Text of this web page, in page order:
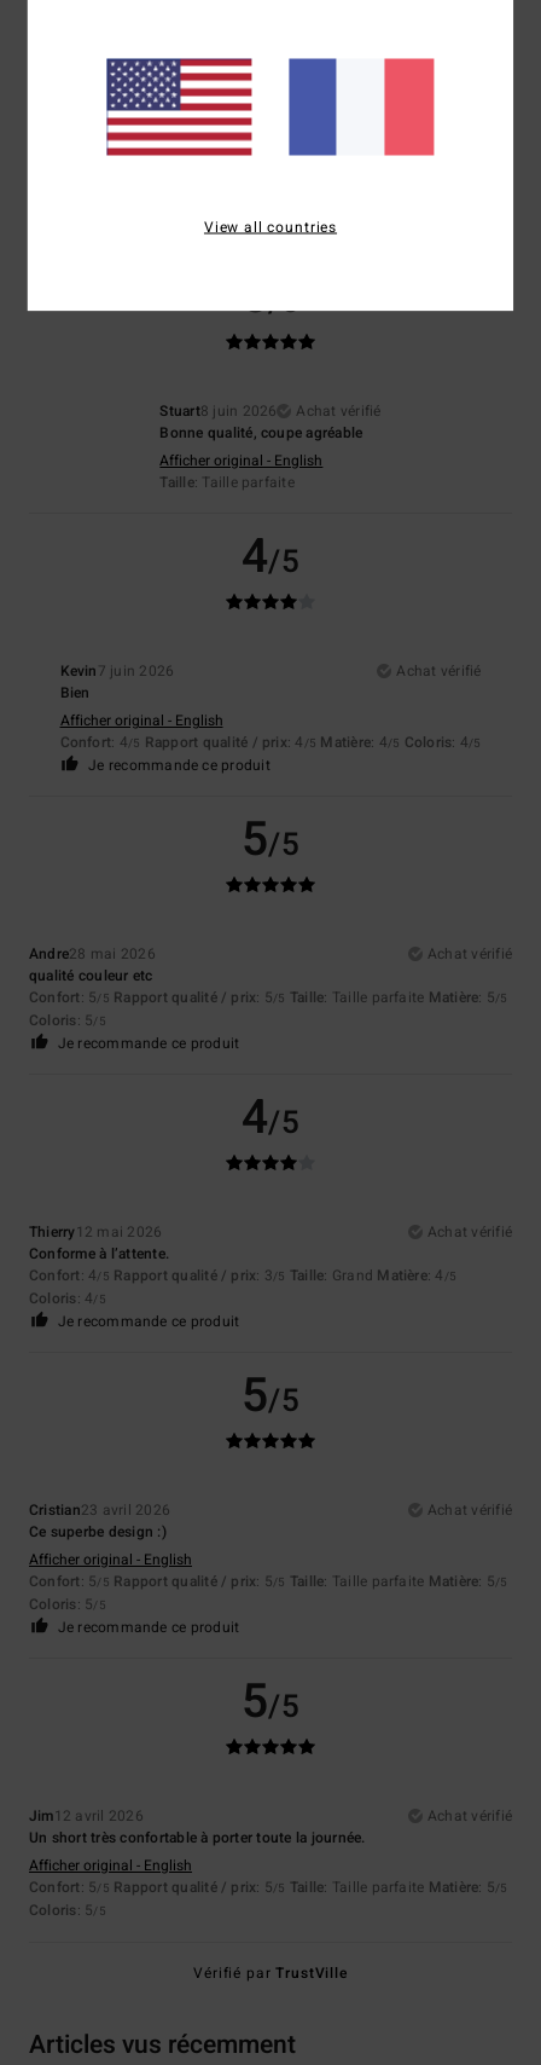
25 juin 2026
Parce que tout était parfait
Afficher original - Deutsch
Je recommande ce produit
5/5
Stuart8 juin 2026
Achat vérifié
Bonne qualité, coupe agréable
Afficher original - English
Taille: Taille parfaite
4/5
Kevin 7 juin 2026
Achat vérifié
Bien
Afficher original - English
Confort: 4/5 Rapport qualité / prix: 4 /5 Matière: 4/5 Coloris: 4/5
Je recommande ce produit
5/5
Andre28 mai 2026
Achat vérifié
qualité couleur etc
Confort: 5/5 Rapport qualité / prix: 5/5 Taille: Taille parfaite Matière: 5/5
Coloris: 5/5
Je recommande ce produit
4/5
Thierry12 mai 2026
Achat vérifié
Conforme à l’attente.
Confort: 4/5 Rapport qualité / prix: 3/5 Taille: Grand Matière: 4 /5
Coloris: 4/5
Je recommande ce produit
5/5
Cristian23 avril 2026
Achat vérifié
Ce superbe design :)
Afficher original - English
Confort: 5/5 Rapport qualité / prix: 5/5 Taille: Taille parfaite Matière: 5/5
Coloris: 5/5
Je recommande ce produit
5/5
Jim12 avril 2026
Achat vérifié
Un short très confortable à porter toute la journée.
Afficher original - English
Confort: 5/5 Rapport qualité / prix: 5/5 Taille: Taille parfaite Matière: 5/5
Coloris: 5/5
Vérifié parTrustVille
Articles vus récemment
View all countries